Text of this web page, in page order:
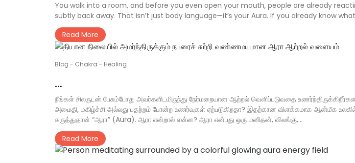
You walk into a room, and before you even open your mouth, people are already
subtly back away. That isn’t just body language—it’s your Aura. If you already know
Read More
Blog - Chakra - Healing
...
நீங்கள் சிலருடன் பேசும்போது அவர்களிடமிருந்து நேர்மறையான ஆற்றல் வெளிப்படுவதை
அமைதி, மகிழ்ச்சி அல்லது பதற்றம் போன்ற உணர்வுகள் ஏற்படுகிறதா? இதற்கான விளக்கமாக ஆன்மீக உலகில்
கருத்துதான் “ஆரா” (Aura). ஆரா என்றால் என்ன? ஆரா என்பது ஒரு மனிதன், விலங்கு,...
Read More